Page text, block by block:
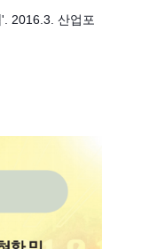
'. 2016.3. 산업포